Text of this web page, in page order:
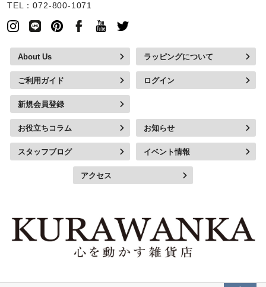
TEL：072-800-1071
About Us ラッピングについて
ご利用ガイド ログイン
新規会員登録
お役立ちコラム お知らせ
スタッフブログ イベント情報
アクセス